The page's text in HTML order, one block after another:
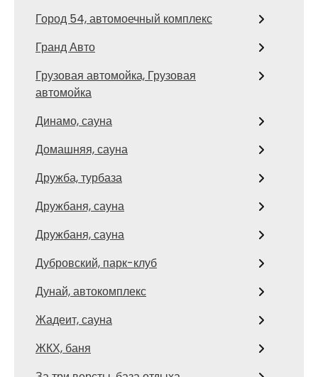
Город 54, автомоечный комплекс
Гранд Авто
Грузовая автомойка, Грузовая
автомойка
Динамо, сауна
Домашняя, сауна
Дружба, турбаза
Дружбаня, сауна
Дружбаня, сауна
Дубровский, парк-клуб
Дунай, автокомплекс
Жадеит, сауна
ЖКХ, баня